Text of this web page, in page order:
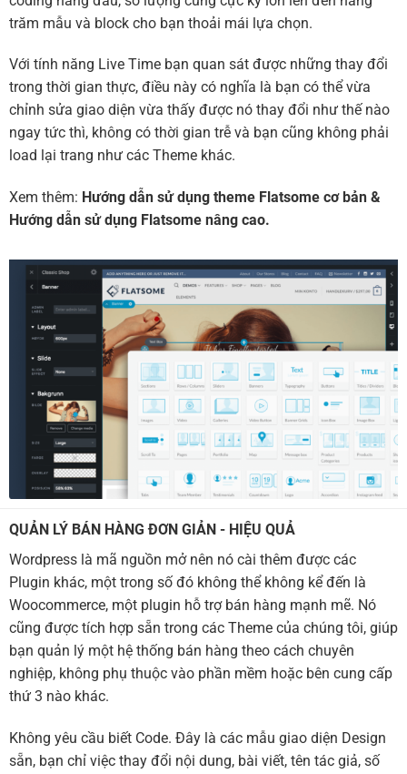
trăm mẫu và block cho bạn thoải mái lựa chọn.
Với tính năng Live Time bạn quan sát được những thay đổi
trong thời gian thực, điều này có nghĩa là bạn có thể vừa
chỉnh sửa giao diện vừa thấy được nó thay đổi như thế nào
ngay tức thì, không có thời gian trễ và bạn cũng không phải
load lại trang như các Theme khác.
Xem thêm: Hướng dẫn sử dụng theme Flatsome cơ bản &
Hướng dẫn sử dụng Flatsome nâng cao.
QUẢN LÝ BÁN HÀNG ĐƠN GIẢN - HIỆU QUẢ
Wordpress là mã nguồn mở nên nó cài thêm được các
Plugin khác, một trong số đó không thể không kể đến là
Woocommerce, một plugin hỗ trợ bán hàng mạnh mẽ. Nó
cũng được tích hợp sẵn trong các Theme của chúng tôi, giúp
bạn quản lý một hệ thống bán hàng theo cách chuyên
nghiệp, không phụ thuộc vào phần mềm hoặc bên cung cấp
thứ 3 nào khác.
Không yêu cầu biết Code. Đây là các mẫu giao diện Design
sẵn, bạn chỉ việc thay đổi nội dung, bài viết, tên tác giả, số